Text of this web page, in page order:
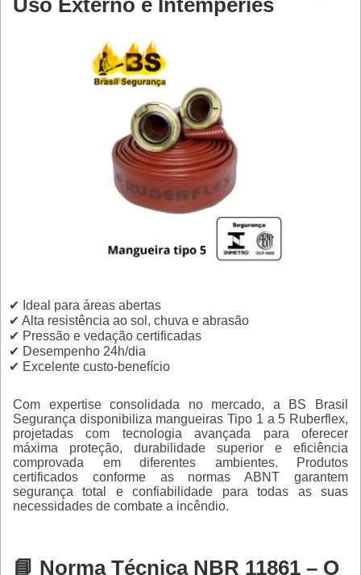
Uso Externo e Intempéries
✔ Ideal para áreas abertas
✔ Alta resistência ao sol, chuva e abrasão
✔ Pressão e vedação certificadas
✔ Desempenho 24h/dia
✔ Excelente custo-benefício
Com expertise consolidada no mercado, a BS Brasil
Segurança disponibiliza mangueiras Tipo 1 a 5 Ruberflex,
projetadas com tecnologia avançada para oferecer
máxima proteção, durabilidade superior e eficiência
comprovada em diferentes ambientes. Produtos
certificados conforme as normas ABNT garantem
segurança total e confiabilidade para todas as suas
necessidades de combate a incêndio.
📘 Norma Técnica NBR 11861 – O